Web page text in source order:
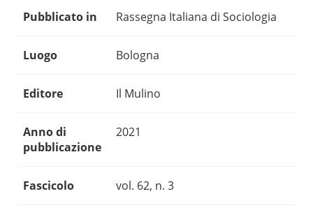
Pubblicato in Rassegna Italiana di Sociologia
Luogo Bologna
Editore Il Mulino
Anno di
pubblicazione
2021
Fascicolo vol. 62, n. 3